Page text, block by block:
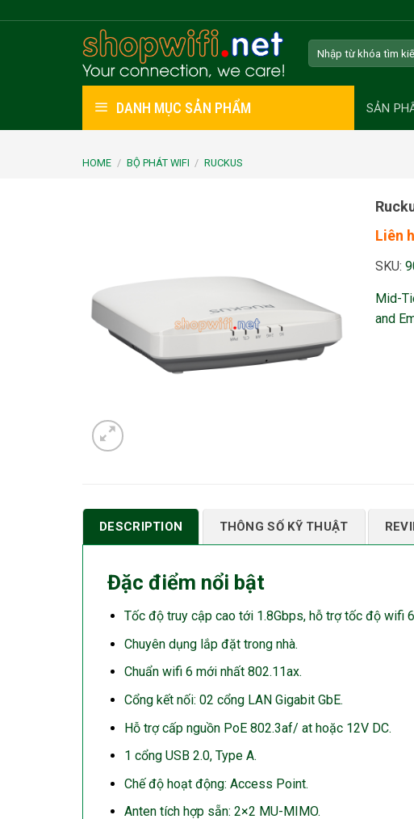
DANH MỤC SẢN PHẨM SẢN
HOME / BỘ PHÁT WIFI / RUCKUS
Liên
SKU:
Mid-
and
DESCRIPTION THÔNG SỐ KỸ THUẬT
Đặc điểm nổi bật
Tốc độ truy cập cao tới 1.8Gbps, hỗ trợ tốc độ wifi
Chuyên dụng lắp đặt trong nhà.
Chuẩn wifi 6 mới nhất 802.11ax.
Cổng kết nối: 02 cổng LAN Gigabit GbE.
Hỗ trợ cấp nguồn PoE 802.3af/ at hoặc 12V DC.
1 cổng USB 2.0, Type A.
Chế độ hoạt động: Access Point.
Anten tích hợp sẵn: 2×2 MU-MIMO.